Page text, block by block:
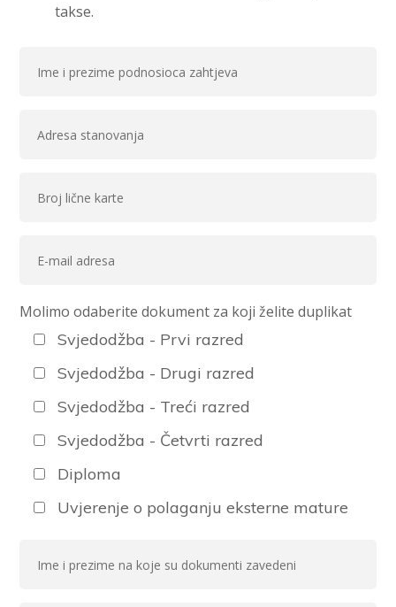
takse.
Molimo odaberite dokument za koji želite duplikat
Svjedodžba - Prvi razred
Svjedodžba - Drugi razred
Svjedodžba - Treći razred
Svjedodžba - Četvrti razred
Diploma
Uvjerenje o polaganju eksterne mature